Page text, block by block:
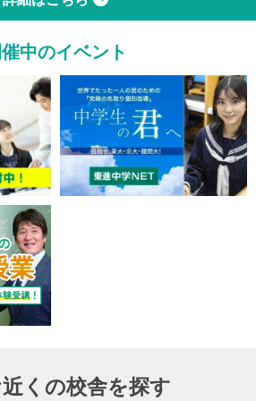
中のイベント
くの校舎を探す